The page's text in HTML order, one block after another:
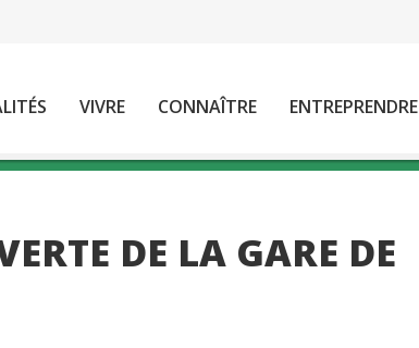
VIVRE CONNAÎTRE ENTREPRENDRE
DE LA GARE DE